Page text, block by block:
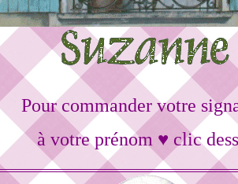
Pour commander votre
à votre prénom ♥ clic